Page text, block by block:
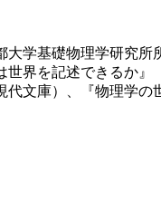
大学基礎物理学研究
世界を記述できるか
文庫）、『物理学の